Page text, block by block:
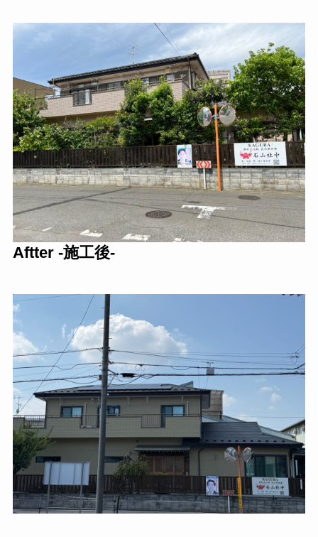
Aftter -施工後-